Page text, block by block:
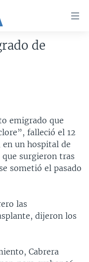
de
emigrado que
falleció el 12
en un hospital de
surgieron tras
sometió el pasado
las
dijeron los
Cabrera